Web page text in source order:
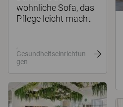
wohnliche Sofa, das
Pflege leicht macht
,
Gesundheitseinrichtun
gen